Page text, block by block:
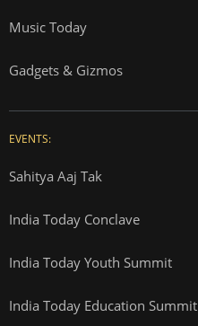
Music Today
Gadgets & Gizmos
EVENTS:
Sahitya Aaj Tak
India Today Conclave
India Today Youth Summit
India Today Education Summit